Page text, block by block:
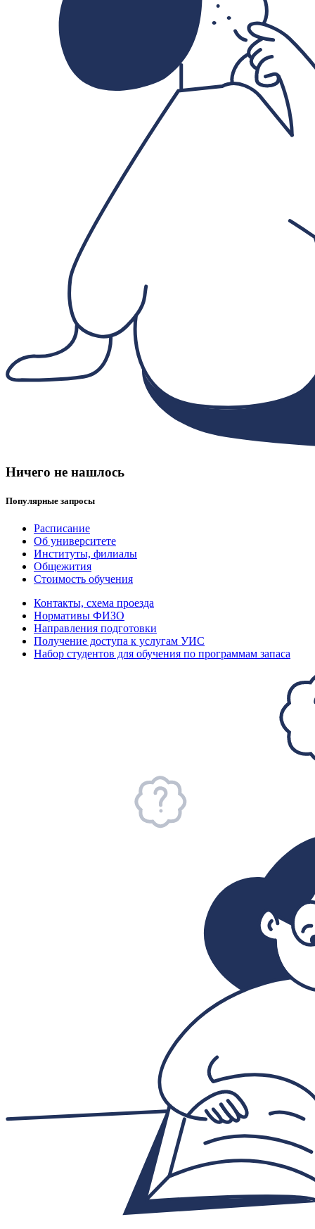
Ничего не нашлось
Популярные запросы
Расписание
Об университете
Институты, филиалы
Общежития
Стоимость обучения
Контакты, схема проезда
Нормативы ФИЗО
Направления подготовки
Получение доступа к услугам УИС
Набор студентов для обучения по программам запаса